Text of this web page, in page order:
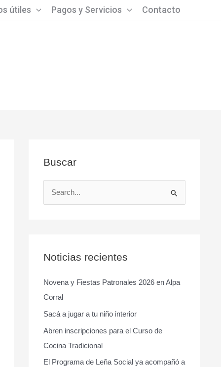
útiles Pagos y Servicios Contacto
Buscar
a
p
o
r
:
Noticias recientes
Novena y Fiestas Patronales 2026 en Alpa
Corral
Sacá a jugar a tu niño interior
Abren inscripciones para el Curso de
Cocina Tradicional
El Programa de Leña Social ya acompañó a